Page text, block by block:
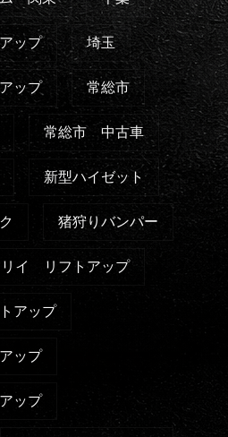
ップ 埼玉
ップ 常総市
常総市 中古車
新型ハイゼット
猪狩りバンパー
イ リフトアップ
アップ
ップ
ップ